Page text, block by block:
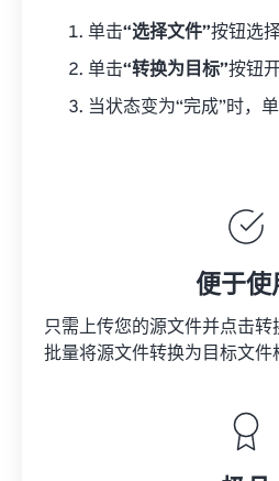
单击“选择文件”按钮选
单击“转换为目标”按钮
当状态变为“完成”时，
便于使
只需上传您的源文件并点击
批量将源文件转换为目标文件